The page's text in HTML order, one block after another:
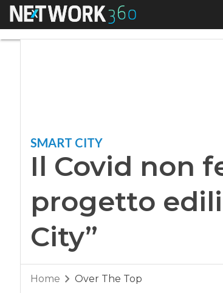
Menu
SMART CITY
Il Covid non
progetto
City”
Home Over The Top